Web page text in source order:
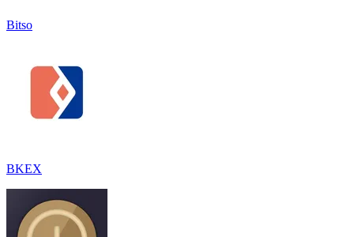
Bitso
BKEX